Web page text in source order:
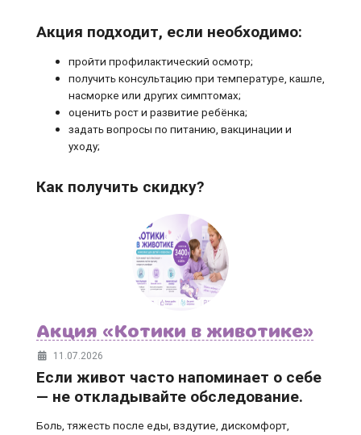
Акция подходит, если необходимо:
пройти профилактический осмотр;
получить консультацию при температуре, кашле,
насморке или других симптомах;
оценить рост и развитие ребёнка;
задать вопросы по питанию, вакцинации и
уходу;
Как получить скидку?
Акция «Котики в животике»
11.07.2026
Если живот часто напоминает о себе
— не откладывайте обследование.
Боль, тяжесть после еды, вздутие, дискомфорт,